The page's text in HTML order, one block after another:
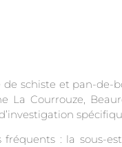
schiste et pan-de-
Courrouze,
fréquents : la sous-